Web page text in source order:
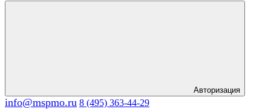
Авторизация
info@mspmo.ru 8 (495) 363-44-29